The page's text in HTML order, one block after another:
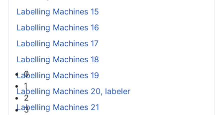
KİRALANDI! Etiler'de mağaza KİRALANDI.
GAYRİMENKUL YATIRIM DANIŞMANLIĞI 0532 400 88 88
0
1
2
3
Labelling Machines 15
Labelling Machines 16
Labelling Machines 17
Labelling Machines 18
Labelling Machines 19
Labelling Machines 20, labeler
Labelling Machines 21